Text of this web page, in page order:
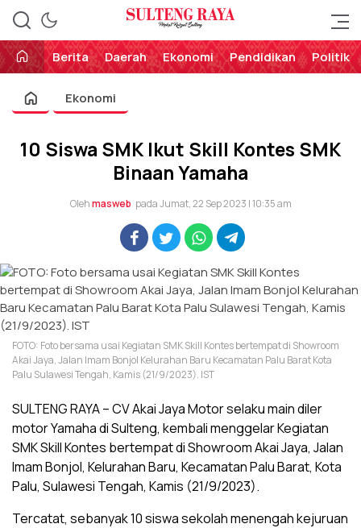
Sulteng Raya
Perekat Rakyat Sulteng
Berita
Daerah Ekonomi Pendidikan Politik
Ekonomi
10 Siswa SMK Ikut Skill Kontes SMK
Binaan Yamaha
Olehmasweb pada Jumat, 22 Sep 2023 | 10:35 am
FOTO: Foto bersama usai Kegiatan SMK Skill Kontes bertempat di Showroom
Akai Jaya, Jalan Imam Bonjol Kelurahan Baru Kecamatan Palu Barat Kota
Palu Sulawesi Tengah, Kamis (21/9/2023). IST
SULTENG RAYA – CV Akai Jaya Motor selaku main diler
motor Yamaha di Sulteng, kembali menggelar Kegiatan
SMK Skill Kontes bertempat di Showroom Akai Jaya, Jalan
Imam Bonjol, Kelurahan Baru, Kecamatan Palu Barat, Kota
Palu, Sulawesi Tengah, Kamis (21/9/2023).
Tercatat, sebanyak 10 siswa sekolah menengah kejuruan